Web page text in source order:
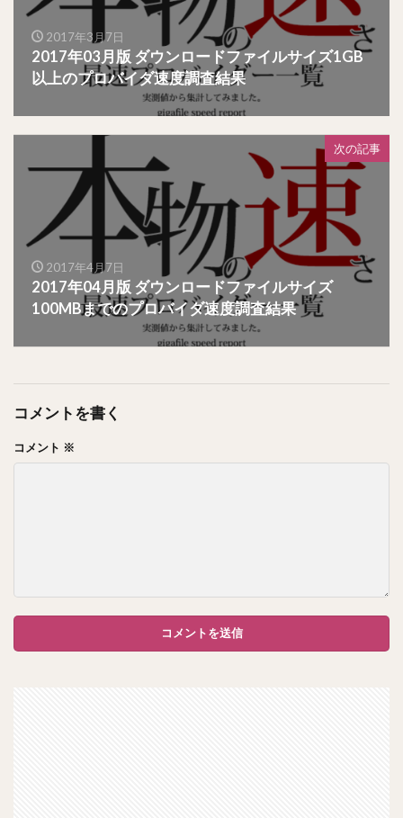
2017年3月7日
2017年03月版 ダウンロードファイルサイズ1GB
以上のプロバイダ速度調査結果
次の記事
2017年4月7日
2017年04月版 ダウンロードファイルサイズ
100MBまでのプロバイダ速度調査結果
コメントを書く
コメント ※